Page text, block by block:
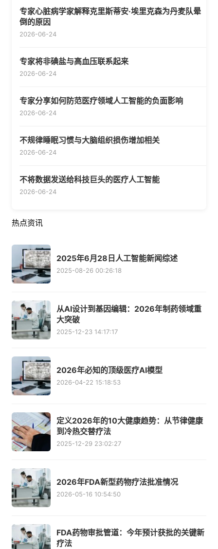
专家心脏病学家解释克里斯蒂安·埃里克森为丹麦队晕
倒的原因
2026-06-24
专家将非碘盐与高血压联系起来
2026-06-24
专家分享如何防范医疗领域人工智能的负面影响
2026-06-24
不规律睡眠习惯与大脑组织损伤增加相关
2026-06-24
不将数据发送给科技巨头的医疗人工智能
2026-06-24
热点资讯
2025年6月28日人工智能新闻综述
2025-08-26 00:26:18
从AI设计到基因编辑：2026年制药领域重
大突破
2025-12-23 14:17:17
2026年必知的顶级医疗AI模型
2026-04-22 15:18:53
定义2026年的10大健康趋势：从节律健康
到冷热交替疗法
2025-12-29 23:02:27
2026年FDA新型药物疗法批准情况
2026-05-16 10:54:50
FDA药物审批管道：今年预计获批的关键新
疗法